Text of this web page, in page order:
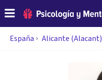
España Alicante (Alacant)